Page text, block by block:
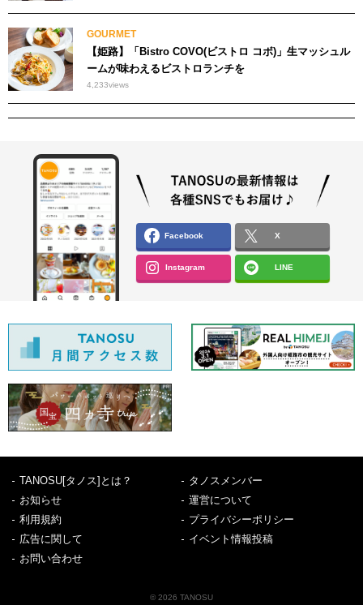
GOURMET
【姫路】「Bistro COVO(ビストロ コボ)」生マッシュル
ームが味わえるビストロランチを
4,233views
Facebook X
Instagram LINE
TANOSU[タノス]とは？
タノスメンバー
お知らせ
運営について
利用規約
プライバシーポリシー
広告に関して
イベント情報投稿
お問い合わせ
© 2026 TANOSU